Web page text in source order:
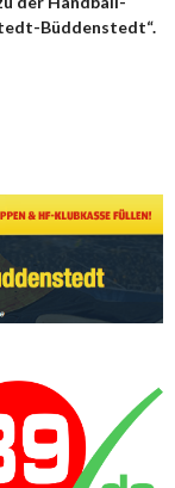
Büddenstedt“.